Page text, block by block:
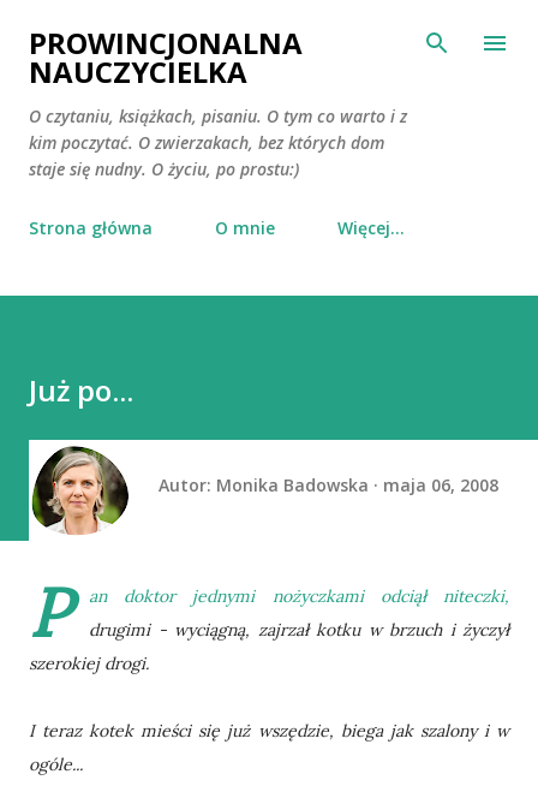
Przejdź do głównej zawartości
PROWINCJONALNA
NAUCZYCIELKA
O czytaniu, książkach, pisaniu. O tym co warto i z
kim poczytać. O zwierzakach, bez których dom
staje się nudny. O życiu, po prostu:)
Strona główna O mnie Więcej…
Już po...
Autor: Monika Badowska maja 06, 2008
P
an doktor jednymi nożyczkami odciął niteczki,
drugimi - wyciągną, zajrzał kotku w brzuch i życzył
szerokiej drogi.
I teraz kotek mieści się już wszędzie, biega jak szalony i w
ogóle...